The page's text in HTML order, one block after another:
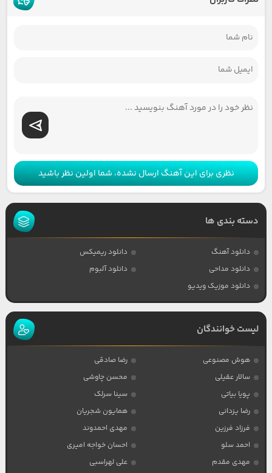
نظری برای این آهنگ ارسال نشده، شما اولین نظر باشید
دسته بندی ها
دانلود آهنگ
دانلود ریمیکس
دانلود مداحی
دانلود آلبوم
دانلود موزیک ویدیو
لیست خوانندگان
هوش مصنوعی
رضا صادقی
سالار عقیلی
محسن چاوشی
پویا بیاتی
سینا سرلک
رضا یزدانی
همایون شجریان
فرزاد فرزین
مهدی احمدوند
احمد سلو
احسان خواجه امیری
مهدی مقدم
علی لهراسبی